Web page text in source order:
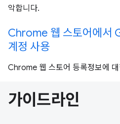
악합니다.
Chrome 웹 스토어에서
계정 사용
Chrome 웹 스토어 등록정보에
가이드라인